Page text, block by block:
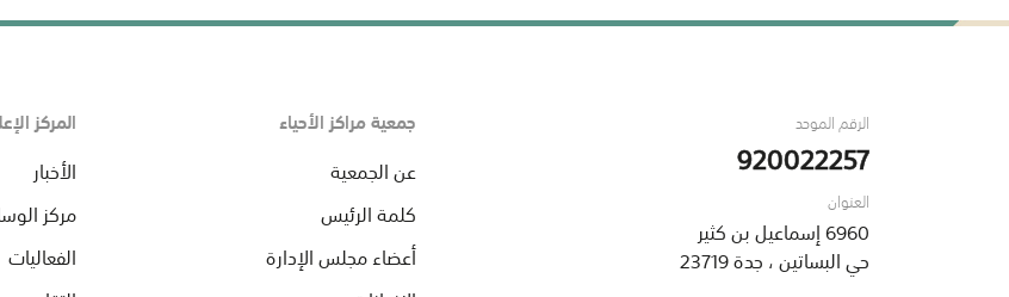
الرقم الموحد
920022257
العنوان
6960 إسماعيل بن كثير
حي البساتين ، جدة 23719
جمعية مراكز الأحياء
عن الجمعية
كلمة الرئيس
أعضاء مجلس الإدارة
المركز
الأخبار
مركز
الفعاليات